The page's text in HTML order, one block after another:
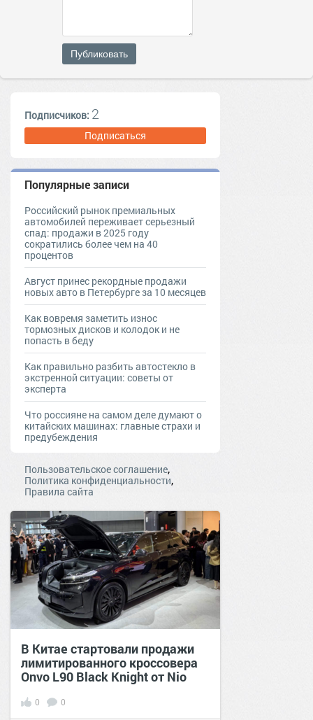
Публиковать
Подписчиков: 2
Подписаться
Популярные записи
Российский рынок премиальных
автомобилей переживает серьезный
спад: продажи в 2025 году
сократились более чем на 40
процентов
Август принес рекордные продажи
новых авто в Петербурге за 10 месяцев
Как вовремя заметить износ
тормозных дисков и колодок и не
попасть в беду
Как правильно разбить автостекло в
экстренной ситуации: советы от
эксперта
Что россияне на самом деле думают о
китайских машинах: главные страхи и
предубеждения
Пользовательское соглашение,
Политика конфиденциальности,
Правила сайта
В Китае стартовали продажи
лимитированного кроссовера
Onvo L90 Black Knight от Nio
0 0